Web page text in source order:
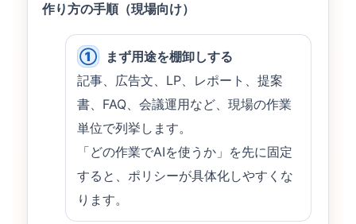
作り方の手順（現場向け）
①
まず用途を棚卸しする
記事、広告文、LP、レポート、提案
書、FAQ、会議運用など、現場の作業
単位で列挙します。
「どの作業でAIを使うか」を先に固定
すると、ポリシーが具体化しやすくな
ります。